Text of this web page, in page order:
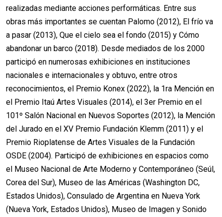
realizadas mediante acciones performáticas. Entre sus
obras más importantes se cuentan Palomo (2012), El frío va
a pasar (2013), Que el cielo sea el fondo (2015) y Cómo
abandonar un barco (2018). Desde mediados de los 2000
participó en numerosas exhibiciones en instituciones
nacionales e internacionales y obtuvo, entre otros
reconocimientos, el Premio Konex (2022), la 1ra Mención en
el Premio Itaú Artes Visuales (2014), el 3er Premio en el
101º Salón Nacional en Nuevos Soportes (2012), la Mención
del Jurado en el XV Premio Fundación Klemm (2011) y el
Premio Rioplatense de Artes Visuales de la Fundación
OSDE (2004). Participó de exhibiciones en espacios como
el Museo Nacional de Arte Moderno y Contemporáneo (Seúl,
Corea del Sur), Museo de las Américas (Washington DC,
Estados Unidos), Consulado de Argentina en Nueva York
(Nueva York, Estados Unidos), Museo de Imagen y Sonido